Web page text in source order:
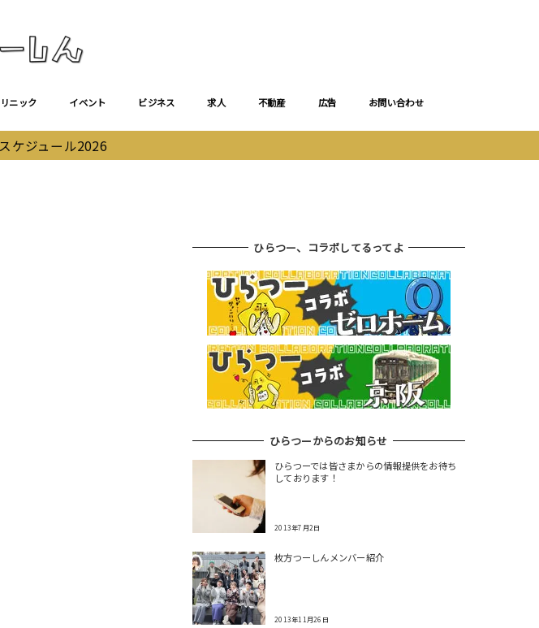
ニック イベント ビジネス 求人 不動産 広告 お問い合わせ
ケジュール2026
ひらつー、コラボしてるってよ
ひらつーからのお知らせ
ひらつーでは皆さまからの情報提供をお待ち
しております！
2013年7月2日
枚方つーしんメンバー紹介
2013年11月26日